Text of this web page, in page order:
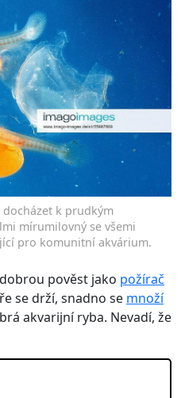
docházet k prudkým
mírumilovný se všemi
pro komunitní akvárium.
pověst jako požírač
se drží, snadno se množí
akvarijní ryba. Nevadí, že